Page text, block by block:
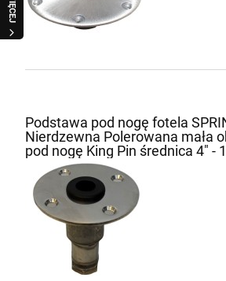
WIĘCEJ
Podstawa pod nogę fotela
Nierdzewna Polerowana mała
pod nogę King Pin średnica 4" -